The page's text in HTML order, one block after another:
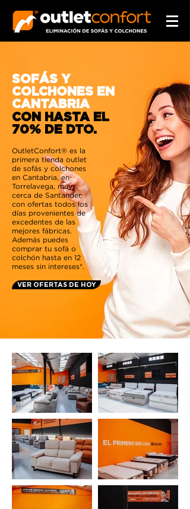
SOFÁS Y
COLCHONES EN
CANTABRIA
CON HASTA EL
70% DE DTO.
OutletConfort® es la
primera tienda outlet
de sofás y colchones
en Cantabria, en
Torrelavega, muy
cerca de Santander,
con ofertas todos los
días provenientes de
excedentes de las
mejores fábricas.
Además puedes
comprar tu sofá o
colchón hasta en 12
meses sin intereses*.
VER OFERTAS DE HOY